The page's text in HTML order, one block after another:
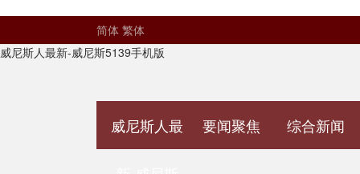
简体 繁体
威尼斯人最新-威尼斯5139手机版
威尼斯人最 要闻聚焦 综合新闻